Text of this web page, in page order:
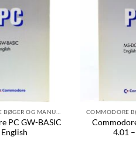
PC GW-BASIC
English
4.01